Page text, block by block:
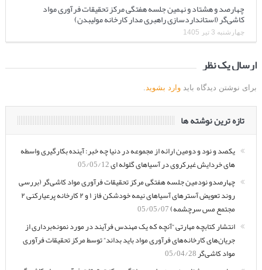
چهارصد و هشتاد و نهمین جلسه هفتگی مرکز تحقیقات فرآوری مواد
کاشی‌گر (استانداردسازی راهبری مدار کارخانه مولیبدن)
چهارشنبه 3 تیر 1405
ارسال یک نظر
برای نوشتن دیدگاه باید وارد بشوید.
تازه ترین نوشته ها
یکصد و نود و دومین ارائه از مجموعه در دنیا چه خبر: آینده بکارگیری واسطه
های خردایش غیرکروی در آسیاهای گلوله ای05/05/12
چهارصدو نودمین جلسه هفتگی مرکز تحقیقات فرآوری مواد کاشی‌گر (بررسی
روند تعویض آسترهای آسیاهای نیمه خودشکن فاز ۱ و ۲ کارخانه پرعیارکنی ۲
مجتمع مس سرچشمه)05/05/07
انتشار کتابچه مهارتی “آنچه که یک مهندس فرآیند در مورد نمونه‌برداری از
جریان‌های کارخانه‌های فرآوری مواد باید بداند” توسط مرکز تحقیقات فرآوری
مواد کاشی‌گر05/04/28